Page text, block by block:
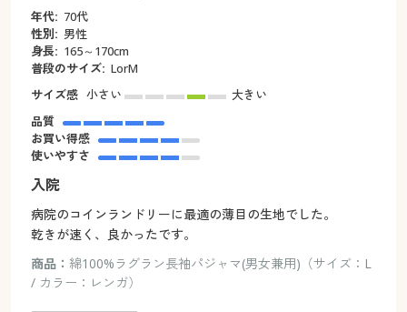
年代: 70代
性別: 男性
身長: 165～170cm
普段のサイズ: LorM
サイズ感 小さい
大きい
品質
お買い得感
使いやすさ
入院
病院のコインランドリーに最適の薄目の生地でした。
乾きが速く、良かったです。
商品： 綿100%ラグラン長袖パジャマ(男女兼用)（サイズ：L
/ カラー：レンガ）